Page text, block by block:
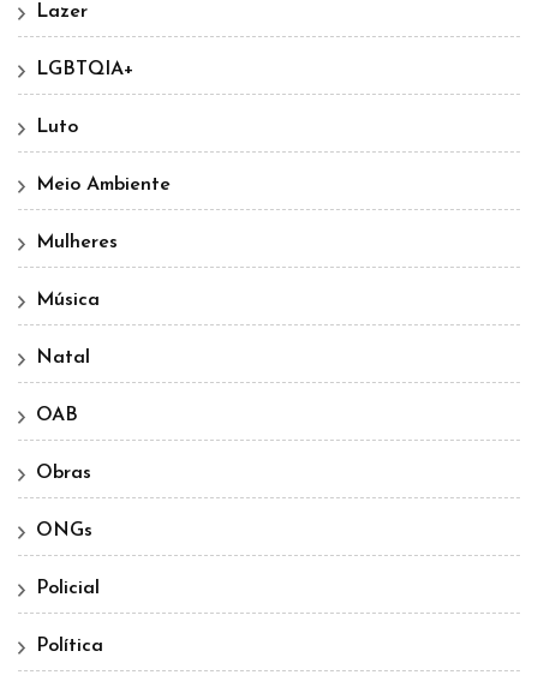
Lazer
LGBTQIA+
Luto
Meio Ambiente
Mulheres
Música
Natal
OAB
Obras
ONGs
Policial
Política